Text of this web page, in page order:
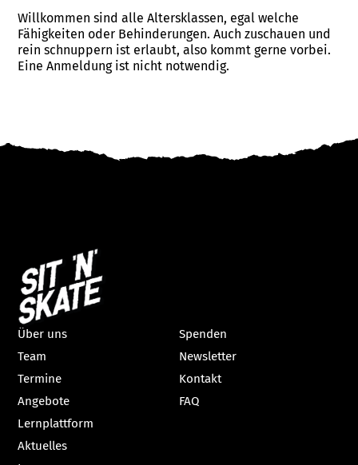
Willkommen sind alle Altersklassen, egal welche
Fähigkeiten oder Behinderungen. Auch zuschauen und
rein schnuppern ist erlaubt, also kommt gerne vorbei.
Eine Anmeldung ist nicht notwendig.
Über uns
Team
Termine
Angebote
Lernplattform
Aktuelles
Spenden
Newsletter
Kontakt
FAQ